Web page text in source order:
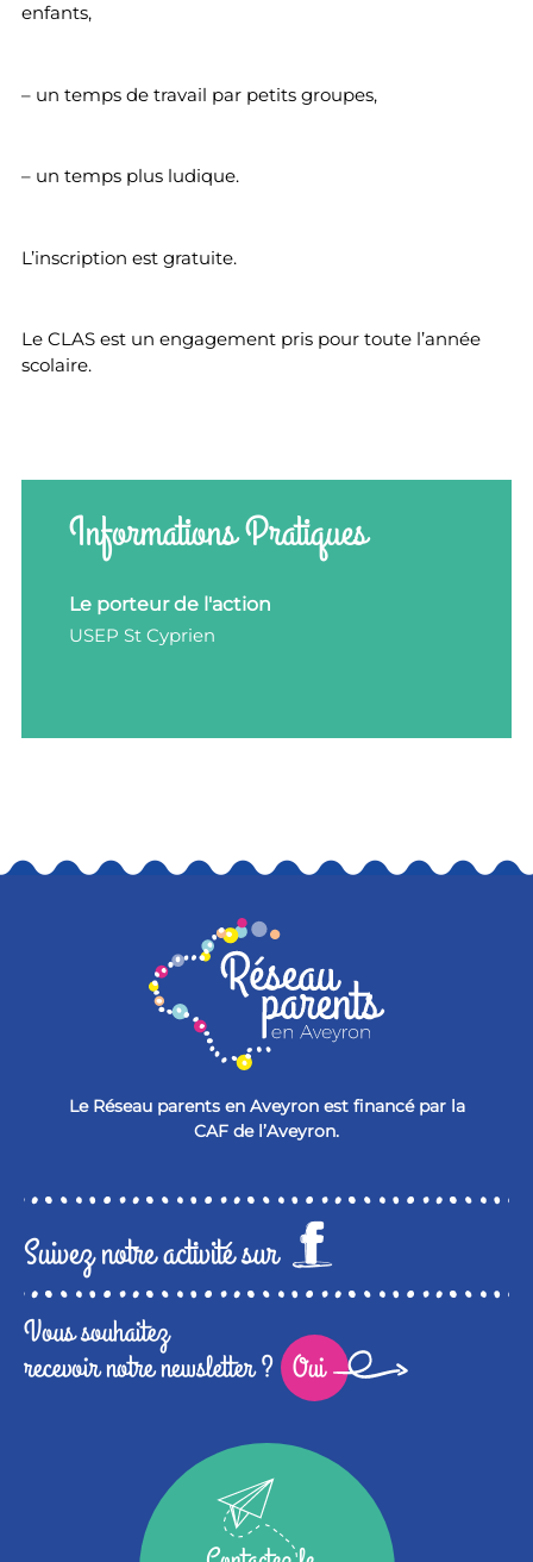
enfants,
– un temps de travail par petits groupes,
– un temps plus ludique.
L’inscription est gratuite.
Le CLAS est un engagement pris pour toute l’année
scolaire.
Informations Pratiques
Le porteur de l'action
USEP St Cyprien
Le Réseau parents en Aveyron est financé par la
CAF de l’Aveyron.
Suivez notre activité sur
Vous souhaitez
recevoir notre newsletter ? Oui